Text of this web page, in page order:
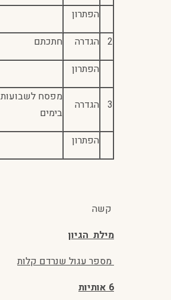
הפתרון
2
הגדרה חתכתם
הפתרון
3 הגדרה
מפסח לשבועות
בימים
הפתרון
קשה
מילת הגיון
מספר עגול שנרדם קלות
6 אותיות